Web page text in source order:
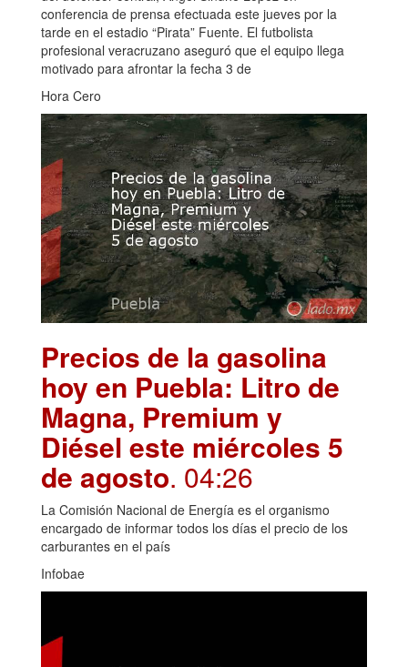
conferencia de prensa efectuada este jueves por la
tarde en el estadio “Pirata” Fuente. El futbolista
profesional veracruzano aseguró que el equipo llega
motivado para afrontar la fecha 3 de
Hora Cero
Precios de la gasolina
hoy en Puebla: Litro de
Magna, Premium y
Diésel este miércoles 5
de agosto. 04:26
La Comisión Nacional de Energía es el organismo
encargado de informar todos los días el precio de los
carburantes en el país
Infobae